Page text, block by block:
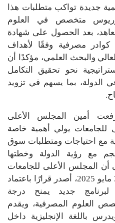
جديدة تواكب متطلبات هذا
متخصص في العلوم
بعد الحصول على شهادة
كوادر مصرفية وفقًا لأهداف
والبحث العلمي، مؤكدًا أن
نحو تحقيق التكامل
الدولة، بما يسهم في تزويد
أمين المجلس الأعلى
للجامعات يولي أهمية خاصة
مع احتياجات ومتطلبات سوق
مع رؤية الدولة وخطتها
مشيرًا إلى أن المجلس الأعلى للجامعات
في جلسته المنعقدة بتاريخ 31 مايو 2025، أصدر قرارًا باعتماد
لبرنامج جديد يمنح درجة
العلوم المصرفية، ويقدم
باللغة الإنجليزية داخل